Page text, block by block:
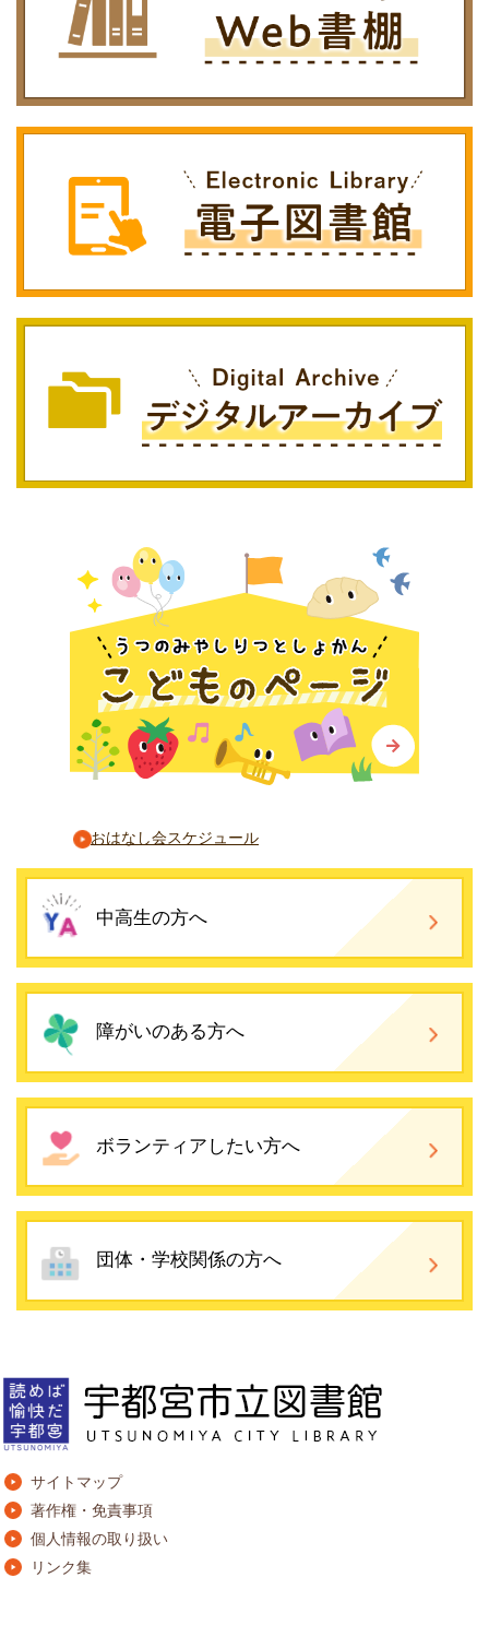
おはなし会スケジュール
中高生の方へ
障がいのある方へ
ボランティアしたい方へ
団体・学校関係の方へ
サイトマップ
著作権・免責事項
個人情報の取り扱い
リンク集